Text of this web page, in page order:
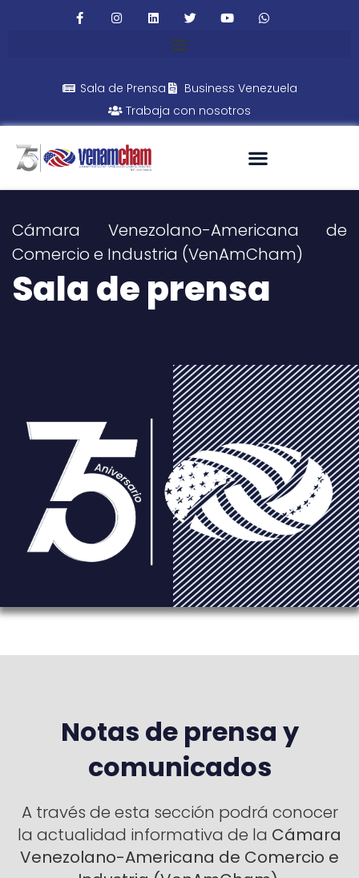
Sala de Prensa
Business Venezuela
Trabaja con nosotros
Cámara Venezolano-Americana de
Comercio e Industria (VenAmCham)
Sala de prensa
Notas de prensa y
comunicados
A través de esta sección podrá conocer
la actualidad informativa de la Cámara
Venezolano-Americana de Comercio e